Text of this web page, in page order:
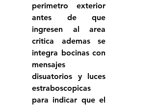
perimetro exterior
antes de que
ingresen al area
critica ademas se
integra bocinas con
mensajes
disuatorios y luces
estraboscopicas
para indicar que el